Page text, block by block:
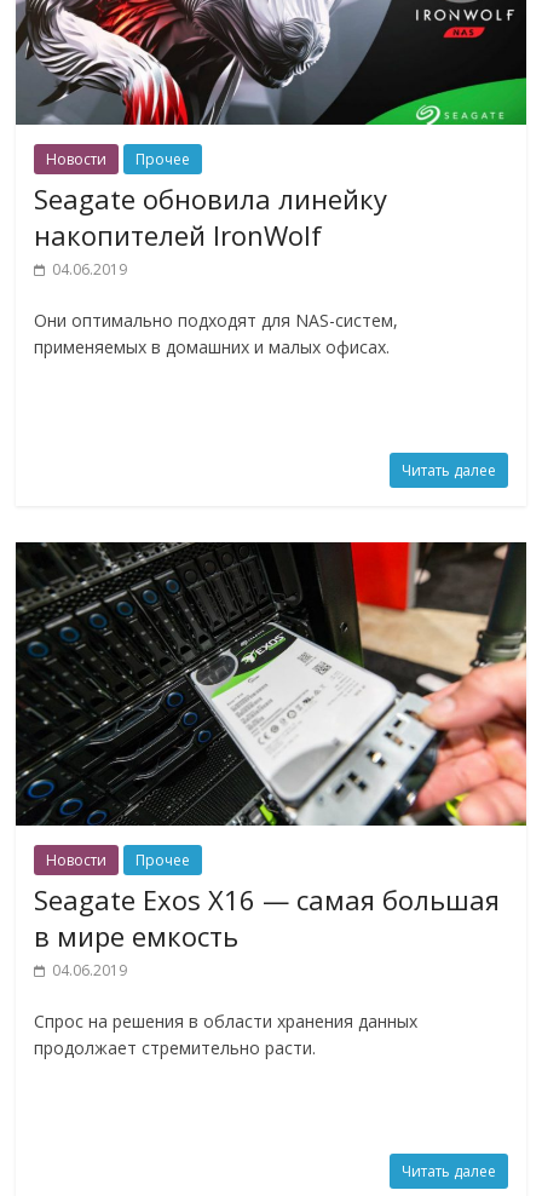
Новости Прочее
Seagate обновила линейку
накопителей IronWolf
04.06.2019
Они оптимально подходят для NAS-систем,
применяемых в домашних и малых офисах.
Читать далее
Новости Прочее
Seagate Exos X16 — самая большая
в мире емкость
04.06.2019
Спрос на решения в области хранения данных
продолжает стремительно расти.
Читать далее